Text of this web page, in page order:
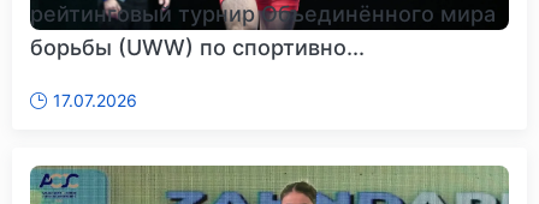
рейтинговый турнир Объединённого мира
борьбы (UWW) по спортивно...
17.07.2026